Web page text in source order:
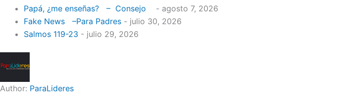
Papá, ¿me enseñas? – Consejo
- agosto 7, 2026
Fake News –Para Padres - julio 30, 2026
Salmos 119-23 - julio 29, 2026
Author: ParaLideres